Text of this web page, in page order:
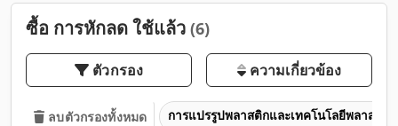
ซื้อ การหักลด ใช้แล้ว (6)
ตัวกรอง ความเกี่ยวข้อง
ลบตัวกรองทั้งหมด การแปรรูปพลาสติกและเทคโนโลยีพลาสติก